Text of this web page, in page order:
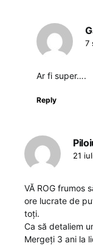
7
Ar fi super….
Reply
21
VĂ ROG frumos
ore lucrate de
toți.
Ca să detaliem
Mergeți 3 ani la